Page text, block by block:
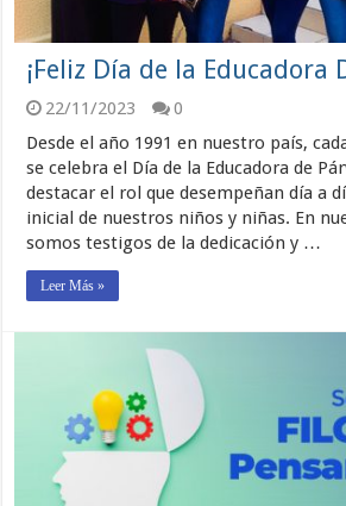
¡Feliz Día de la Educadora
22/11/2023
0
Desde el año 1991 en nuestro país,
se celebra el Día de la Educadora de
destacar el rol que desempeñan día a
inicial de nuestros niños y niñas. En
somos testigos de la dedicación y …
Leer Más »